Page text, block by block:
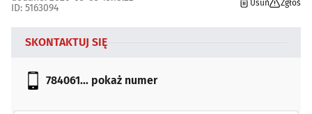
ID: 5163094
Usuń Zgłoś
SKONTAKTUJ SIĘ
784061... pokaż numer